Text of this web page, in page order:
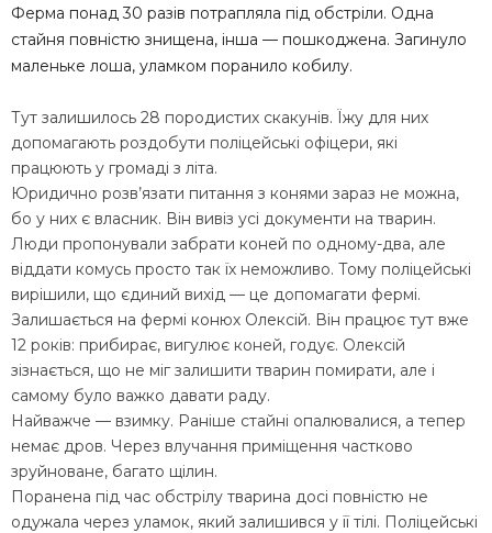
Ферма понад 30 разів потрапляла під обстріли. Одна
стайня повністю знищена, інша — пошкоджена. Загинуло
маленьке лоша, уламком поранило кобилу.
Тут залишилось 28 породистих скакунів. Їжу для них
допомагають роздобути поліцейські офіцери, які
працюють у громаді з літа.
Юридично розв’язати питання з конями зараз не можна,
бо у них є власник. Він вивіз усі документи на тварин.
Люди пропонували забрати коней по одному-два, але
віддати комусь просто так їх неможливо. Тому поліцейські
вирішили, що єдиний вихід — це допомагати фермі.
Залишається на фермі конюх Олексій. Він працює тут вже
12 років: прибирає, вигулює коней, годує. Олексій
зізнається, що не міг залишити тварин помирати, але і
самому було важко давати раду.
Найважче — взимку. Раніше стайні опалювалися, а тепер
немає дров. Через влучання приміщення частково
зруйноване, багато щілин.
Поранена під час обстрілу тварина досі повністю не
одужала через уламок, який залишився у її тілі. Поліцейські